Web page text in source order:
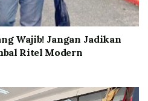
Wajib! Jangan Jadikan
Ritel Modern